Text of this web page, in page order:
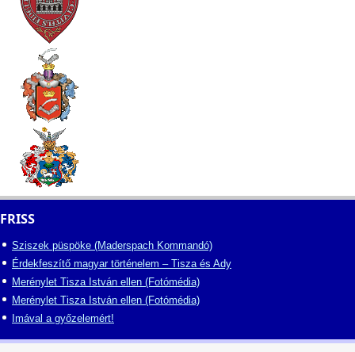
FRISS
Sziszek püspöke (Maderspach Kommandó)
Érdekfeszítő magyar történelem – Tisza és Ady
Merénylet Tisza István ellen (Fotómédia)
Merénylet Tisza István ellen (Fotómédia)
Imával a győzelemért!